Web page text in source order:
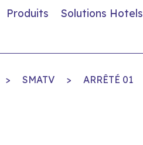
Produits Solutions Hotels
> SMATV > ARRÊTÉ 01